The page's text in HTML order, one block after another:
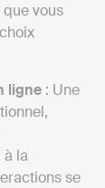
vous
ligne : Une
la
se